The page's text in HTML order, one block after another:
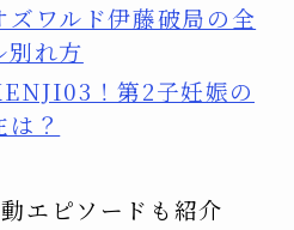
ワルド伊藤破局の全
別れ方
！第2子妊娠の
？
エピソードも紹介